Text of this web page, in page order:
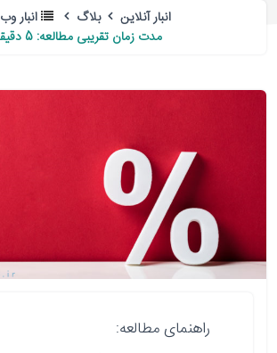
انبار آنلاین بلاگ
انبار وب
مدت زمان تقریبی مطالعه: 5 دقیقه
راهنمای مطالعه: